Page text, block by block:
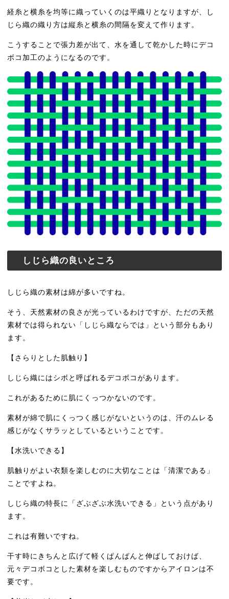
経糸と横糸を均等に織っていくのは平織りとなりますが、し
じら織の織り方は縦糸と横糸の間隔を変えて作ります。
こうすることで張力差が出て、水を通して乾かした時にデコ
ボコ加工のようになるのです。
しじら織の良いところ
しじら織の素材は綿が多いですね。
そう、天然素材の良さが光っているわけですが、ただの天然
素材では得られない「しじら織ならでは」という部分もあり
ます。
【さらりとした肌触り】
しじら織にはシボと呼ばれるデコボコがあります。
これがあるために肌にくっつかないのです。
素材が綿で肌にくっつく感じがないというのは、汗のムレる
感じがなくサラッとしているということです。
【水洗いできる】
肌触りがよい衣類を楽しむのに大切なことは「清潔である」
ことですよね。
しじら織の特長に「ざぶざぶ水洗いできる」という点があり
ます。
これは有難いですね。
干す時にきちんと広げて軽くぱんぱんと伸ばしておけば、
元々デコボコとした素材を楽しむものですからアイロンは不
要です。